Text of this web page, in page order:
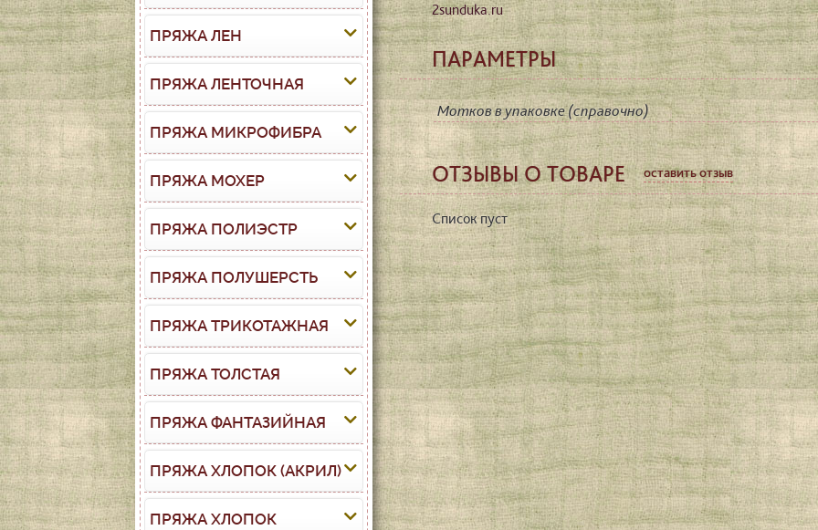
ПРЯЖА ЛЕН
ПРЯЖА ЛЕНТОЧНАЯ
ПРЯЖА МИКРОФИБРА
ПРЯЖА МОХЕР
ПРЯЖА ПОЛИЭСТР
ПРЯЖА ПОЛУШЕРСТЬ
ПРЯЖА ТРИКОТАЖНАЯ
ПРЯЖА ТОЛСТАЯ
ПРЯЖА ФАНТАЗИЙНАЯ
ПРЯЖА ХЛОПОК (АКРИЛ)
ПРЯЖА ХЛОПОК
2sunduka.ru
ПАРАМЕТРЫ
Мотков в упаковке (справочно)
ОТЗЫВЫ О ТОВАРЕ оставить отзыв
Список пуст